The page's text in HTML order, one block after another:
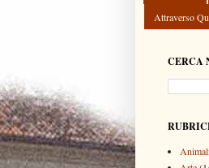
Attraverso
CERCA